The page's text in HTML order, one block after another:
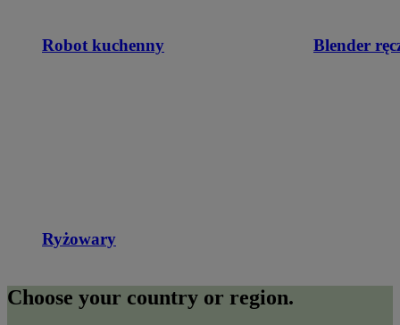
Robot kuchenny Blender
Ryżowary
Choose your country or region.